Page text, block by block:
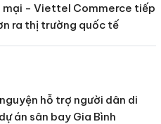
mại - Viettel Commerce tiếp
ra thị trường quốc tế
hỗ trợ người dân di
án sân bay Gia Bình